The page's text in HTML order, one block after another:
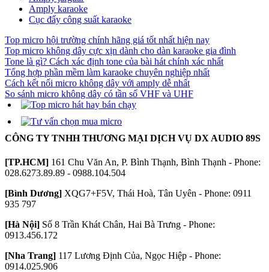
Amply karaoke
Cục đẩy công suất karaoke
Top micro hội trường chính hãng giá tốt nhất hiện nay
Top micro không dây cực xịn dành cho dàn karaoke gia đình
Tone là gì? Cách xác định tone của bài hát chính xác nhất
Tổng hợp phần mềm làm karaoke chuyên nghiệp nhất
Cách kết nối micro không dây với amply dễ nhất
So sánh micro không dây có tần số VHF và UHF
CÔNG TY TNHH THƯƠNG MẠI DỊCH VỤ DX AUDIO 89S
[TP.HCM] 161 Chu Văn An, P. Bình Thạnh, Bình Thạnh - Phone:
028.6273.89.89 - 0988.104.504
[Bình Dương] XQG7+F5V, Thái Hoà, Tân Uyên - Phone: 0911
935 797
[Hà Nội] Số 8 Trần Khát Chân, Hai Bà Trưng - Phone:
0913.456.172
[Nha Trang] 117 Lương Định Của, Ngọc Hiệp - Phone:
0914.025.906